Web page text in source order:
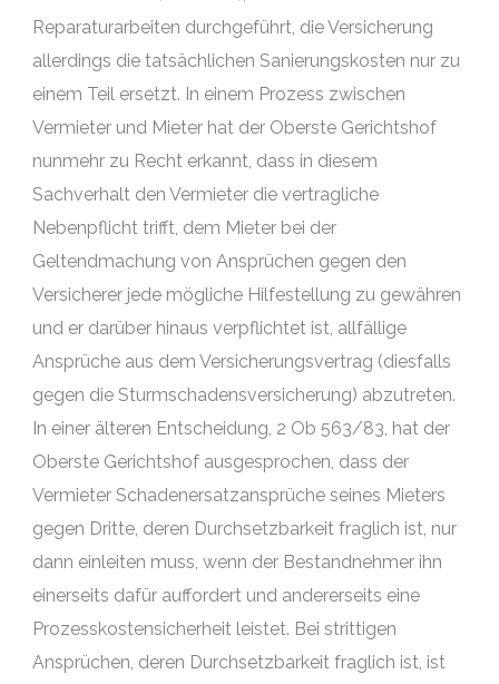
Reparaturarbeiten durchgeführt, die Versicherung
allerdings die tatsächlichen Sanierungskosten nur zu
einem Teil ersetzt. In einem Prozess zwischen
Vermieter und Mieter hat der Oberste Gerichtshof
nunmehr zu Recht erkannt, dass in diesem
Sachverhalt den Vermieter die vertragliche
Nebenpflicht trifft, dem Mieter bei der
Geltendmachung von Ansprüchen gegen den
Versicherer jede mögliche Hilfestellung zu gewähren
und er darüber hinaus verpflichtet ist, allfällige
Ansprüche aus dem Versicherungsvertrag (diesfalls
gegen die Sturmschadensversicherung) abzutreten.
In einer älteren Entscheidung, 2 Ob 563/83, hat der
Oberste Gerichtshof ausgesprochen, dass der
Vermieter Schadenersatzansprüche seines Mieters
gegen Dritte, deren Durchsetzbarkeit fraglich ist, nur
dann einleiten muss, wenn der Bestandnehmer ihn
einerseits dafür auffordert und andererseits eine
Prozesskostensicherheit leistet. Bei strittigen
Ansprüchen, deren Durchsetzbarkeit fraglich ist, ist